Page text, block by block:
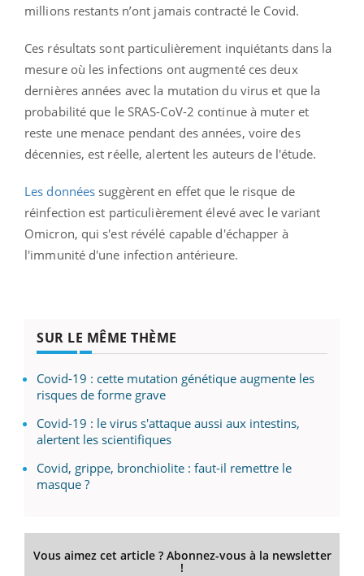
millions restants n’ont jamais contracté le Covid.
Ces résultats sont particulièrement inquiétants dans la
mesure où les infections ont augmenté ces deux
dernières années avec la mutation du virus et que la
probabilité que le SRAS-CoV-2 continue à muter et
reste une menace pendant des années, voire des
décennies, est réelle, alertent les auteurs de l'étude.
Les données suggèrent en effet que le risque de
réinfection est particulièrement élevé avec le variant
Omicron, qui s'est révélé capable d'échapper à
l'immunité d'une infection antérieure.
SUR LE MÊME THÈME
Covid-19 : cette mutation génétique augmente les
risques de forme grave
Covid-19 : le virus s'attaque aussi aux intestins,
alertent les scientifiques
Covid, grippe, bronchiolite : faut-il remettre le
masque ?
Vous aimez cet article ? Abonnez-vous à la newsletter
!